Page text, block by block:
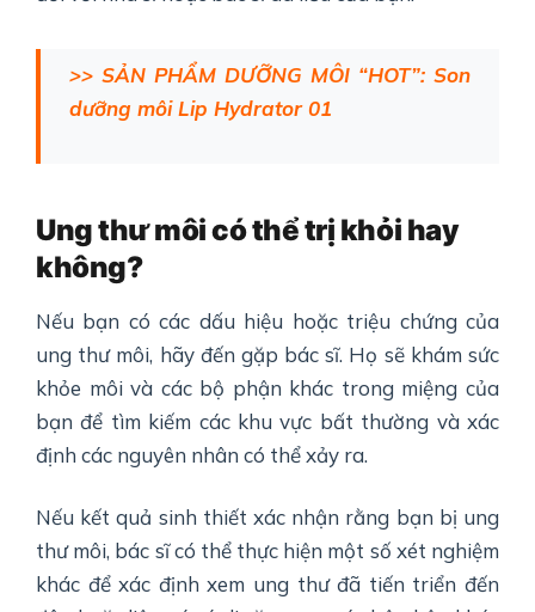
>> SẢN PHẨM DƯỠNG MÔI “HOT”: Son
dưỡng môi Lip Hydrator 01
Ung thư môi cóthể trị khỏi hay
không?
Nếu bạn có các dấu hiệu hoặc triệu chứng của
ung thư môi, hãy đến gặp bác sĩ. Họ sẽ khám sức
khỏe môi và các bộ phận khác trong miệng của
bạn để tìm kiếm các khu vực bất thường và xác
định các nguyên nhân có thể xảy ra.
Nếu kết quả sinh thiết xác nhận rằng bạn bị ung
thư môi, bác sĩ có thể thực hiện một số xét nghiệm
khác để xác định xem ung thư đã tiến triển đến